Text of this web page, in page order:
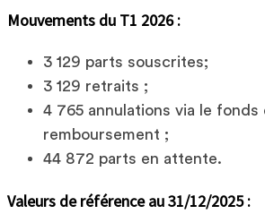
Mouvements du T1 2026 :
3 129 parts souscrites;
3 129 retraits ;
4 765 annulations via le fonds
remboursement ;
44 872 parts en attente.
Valeurs de référence au 31/12/2025 :